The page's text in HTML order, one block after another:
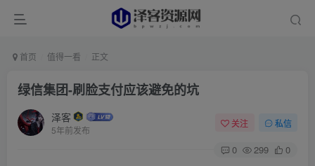
首页 值得一看 正文
绿信集团-刷脸支付应该避免的坑
泽客
5年前发布
关注 私信
0 299 0